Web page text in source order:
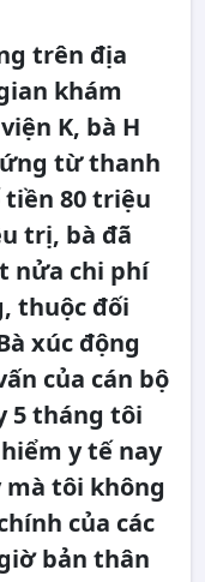
trên địa
khám
K, bà H
từ thanh
tiền 80 triệu
trị, bà đã
nửa chi phí
thuộc đối
xúc động
của cán bộ
5 tháng tôi
y tế nay
mà tôi không
của các
bản thân